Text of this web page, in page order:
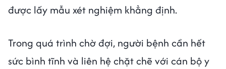
được lấy mẫu xét nghiệm khẳng định.
Trong quá trình chờ đợi, người bệnh cần hết
sức bình tĩnh và liên hệ chặt chẽ với cán bộ y